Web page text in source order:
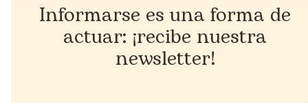
Informarse es una forma de
actuar: ¡recibe nuestra
newsletter!